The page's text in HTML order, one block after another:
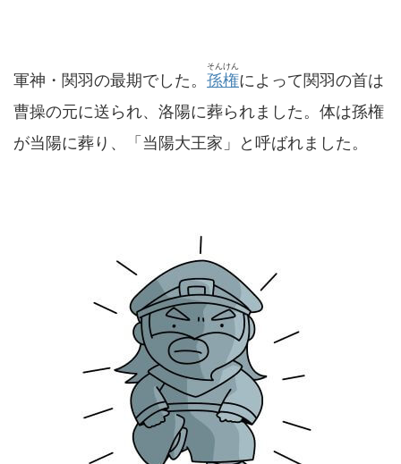
軍神・関羽の最期でした。 孫権
そんけん
によって関羽の首は
曹操の元に送られ、洛陽に葬られました。体は孫権
が当陽に葬り、「当陽大王家」と呼ばれました。